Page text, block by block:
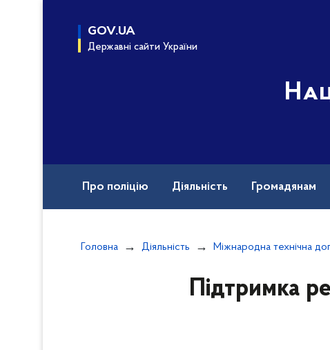
GOV.UA
Державні сайти України
Про поліцію Діяльність Громадянам
Головна Діяльність Міжнародна технічна
Підтримка